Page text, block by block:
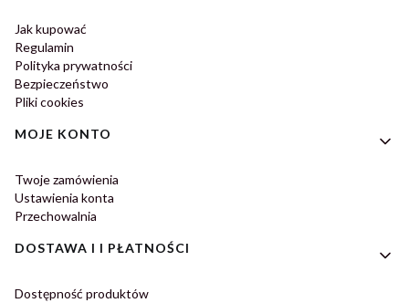
Jak kupować
Regulamin
Polityka prywatności
Bezpieczeństwo
Pliki cookies
MOJE KONTO
Twoje zamówienia
Ustawienia konta
Przechowalnia
DOSTAWA I I PŁATNOŚCI
Dostępność produktów